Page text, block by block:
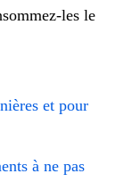
les le
et pour
à ne pas